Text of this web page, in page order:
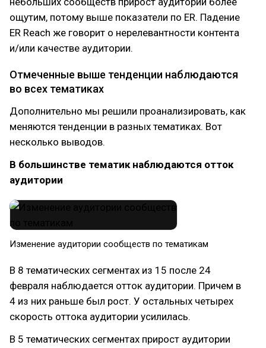
ощутим, потому выше показатели по ER. Падение
ER Reach же говорит о нерелевантности контента
и/или качестве аудитории.
Отмеченные выше тенденции наблюдаются
во всех тематиках
Дополнительно мы решили проанализировать, как
меняются тенденции в разных тематиках. Вот
несколько выводов.
В большинстве тематик наблюдаются отток
аудитории
Изменение аудитории сообществ по тематикам
В 8 тематических сегментах из 15 после 24
февраля наблюдается отток аудитории. Причем в
4 из них раньше был рост. У остальных четырех
скорость оттока аудитории усилилась.
В 5 тематических сегментах прирост аудитории